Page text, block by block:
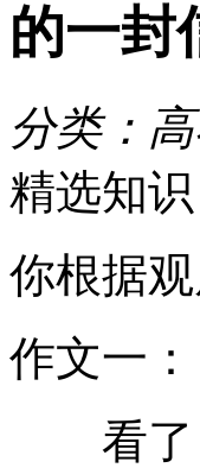
的一封
分类：
精选知识
你根据
作文一：
看了《